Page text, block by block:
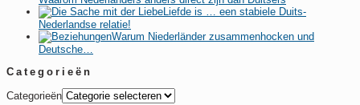
Liefde is … een stabiele Duits-
Nederlandse relatie!
Warum Niederländer zusammenhocken und
Deutsche…
Categorieën
Categorieën